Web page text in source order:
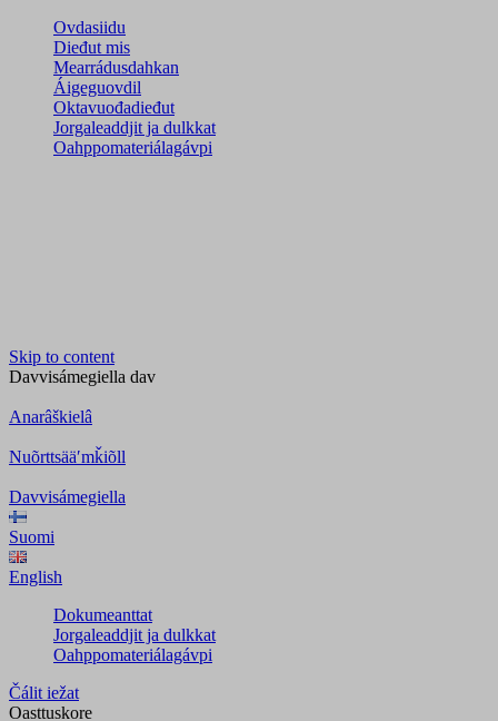
Ovdasiidu
Dieđut mis
Mearrádusdahkan
Áigeguovdil
Oktavuođadieđut
Jorgaleaddjit ja dulkkat
Oahppomateriálagávpi
Skip to content
Davvisámegiella dav
Anarâškielâ
Nuõrttsääʹmǩiõll
Davvisámegiella
Suomi
English
Dokumeanttat
Jorgaleaddjit ja dulkkat
Oahppomateriálagávpi
Čálit iežat
Oasttuskore